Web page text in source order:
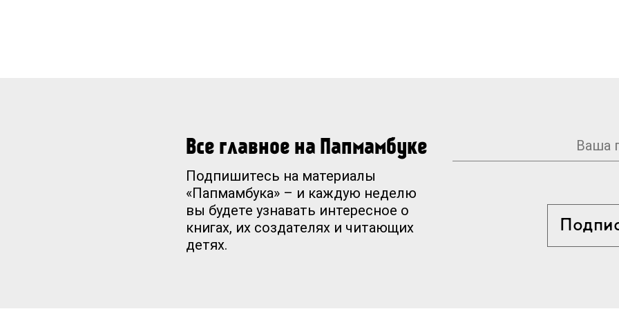
Все главное на Папмамбуке
Подпишитесь на материалы
«Папмамбука» – и каждую неделю
вы будете узнавать интересное о
книгах, их создателях и читающих
детях.